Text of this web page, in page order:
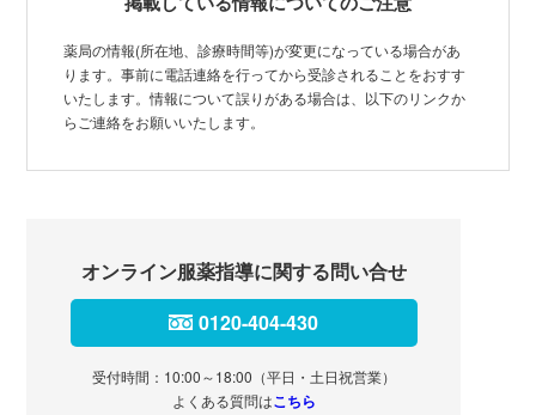
薬局の情報(所在地、診療時間等)が変更になっている場合があ
ります。事前に電話連絡を行ってから受診されることをおすす
いたします。情報について誤りがある場合は、以下のリンクか
らご連絡をお願いいたします。
オンライン服薬指導に関する問い合せ
0120-404-430
受付時間：10:00～18:00（平日・土日祝営業）
よくある質問はこちら